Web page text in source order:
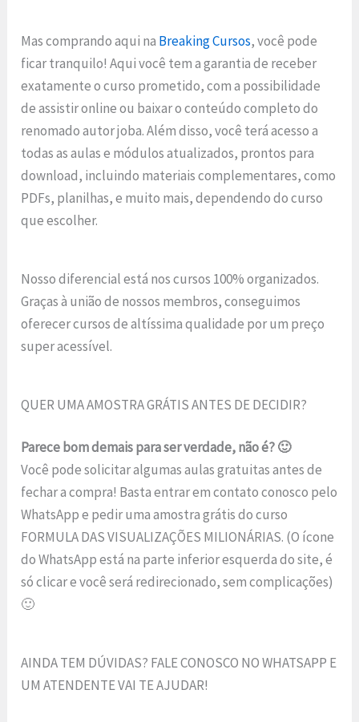
Mas comprando aqui na Breaking Cursos, você pode
ficar tranquilo! Aqui você tem a garantia de receber
exatamente o curso prometido, com a possibilidade
de assistir online ou baixar o conteúdo completo do
renomado autor joba. Além disso, você terá acesso a
todas as aulas e módulos atualizados, prontos para
download, incluindo materiais complementares, como
PDFs, planilhas, e muito mais, dependendo do curso
que escolher.
Nosso diferencial está nos cursos 100% organizados.
Graças à união de nossos membros, conseguimos
oferecer cursos de altíssima qualidade por um preço
super acessível.
QUER UMA AMOSTRA GRÁTIS ANTES DE DECIDIR?
Parece bom demais para ser verdade, não é? 🙂
Você pode solicitar algumas aulas gratuitas antes de
fechar a compra! Basta entrar em contato conosco pelo
WhatsApp e pedir uma amostra grátis do curso
FORMULA DAS VISUALIZAÇÕES MILIONÁRIAS. (O ícone
do WhatsApp está na parte inferior esquerda do site, é
só clicar e você será redirecionado, sem complicações)
🙂
AINDA TEM DÚVIDAS? FALE CONOSCO NO WHATSAPP E
UM ATENDENTE VAI TE AJUDAR!